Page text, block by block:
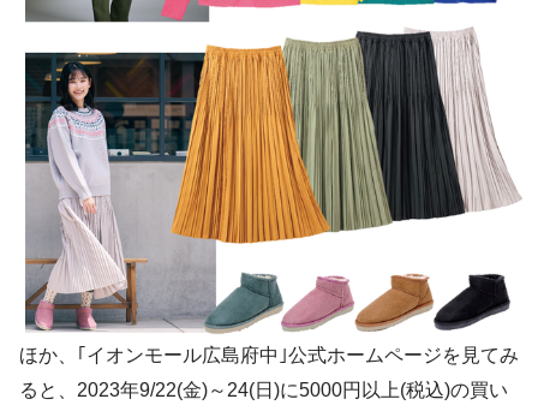
ほか、｢イオンモール広島府中｣公式ホームページを見てみ
ると、2023年9/22(金)～24(日)に5000円以上(税込)の買い